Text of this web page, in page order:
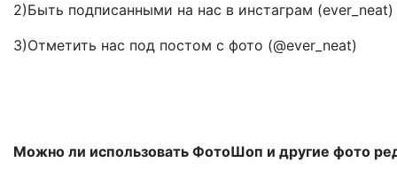
2)Быть подписанными на нас в инстаграм (ever_neat)
3)Отметить нас под постом с фото (@ever_neat)
Можно ли использовать ФотоШоп и другие фото